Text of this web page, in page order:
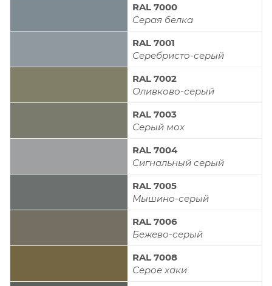
RAL 7000
Серая белка
RAL 7001
Серебристо-серый
RAL 7002
Оливково-серый
RAL 7003
Серый мох
RAL 7004
Сигнальный серый
RAL 7005
Мышино-серый
RAL 7006
Бежево-серый
RAL 7008
Серое хаки